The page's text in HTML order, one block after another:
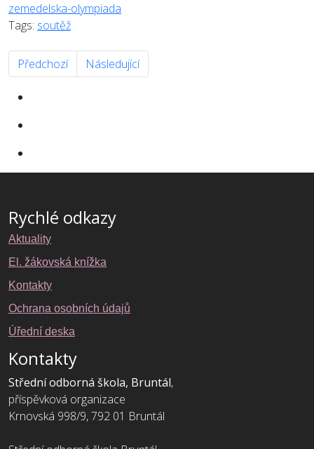
zemedelska-olympiada
Tags: soutěž
Předchozí článek: 2025 - Matematická soutěž
Předchozí Další článek: 2025 - Zlatý pohár Linde
Následující
Rychlé odkazy
Aktuality
El. žákovská knížka
Kontakty
Ochrana osobních údajů
Úřední deska
Kontakty
Střední odborná škola, Bruntál,
příspěvková organizace
Krnovská 998/9, 792 01 Bruntál